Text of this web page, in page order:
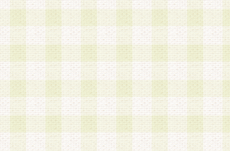
を付与します。
3.会員は、会員登録の際に申告する登録情報の全
いかなる虚偽の申告をも行ってはならないものと
4.会員は、複数のログインＩＤおよびパスワード
いものとします。
第4条 ログインIDおよびパスワードの管理
1.会員は、会員登録後、本サイト内にて本サービ
加する際には、前条に基づき当社から付与された
スワードを使用するものとします。